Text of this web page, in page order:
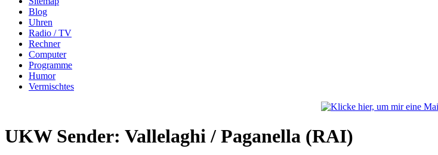
Blog
Uhren
Radio / TV
Rechner
Computer
Programme
Humor
Vermischtes
UKW Sender: Vallelaghi / Paganella (RAI)